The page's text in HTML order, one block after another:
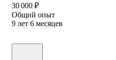
30 000 ₽
Общий опыт
9 лет 6 месяцев